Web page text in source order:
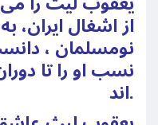
از اشغال
نومسلمان ،
نسب او را تا
اند.